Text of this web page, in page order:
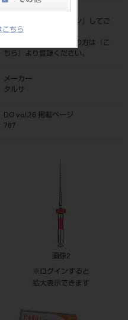
こちら
標準価格
ログイン
』してご
覧ください。
ネット会員登録がまだの方は『
こ
ちら
』より登録ください。
メーカー
タルサ
DO vol.26 掲載ページ
767
画像2
※ログインすると
拡大表示できます